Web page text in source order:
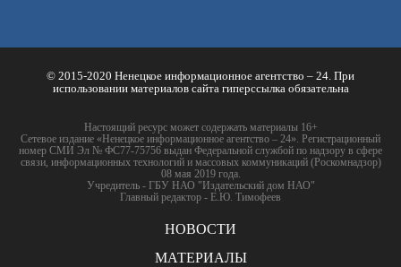
© 2015-2020 Ненецкое информационное агентство – 24. При
использовании материалов сайта гиперссылка обязательна
Настоящий ресурс может содержать материалы 16+
Сетевое издание «Ненецкое информационное агентство – 24». Регистрационный
номер СМИ Эл № ФС77-75756 выдан Федеральной службой по надзору в сфере
связи, информационных технологий и массовых коммуникаций (Роскомнадзор)
08 мая 2019 года.
Учредитель - ГБУ НАО "Издательский дом НАО"
Главный редактор - Е.Ю. Тимофеев
НОВОСТИ
МАТЕРИАЛЫ